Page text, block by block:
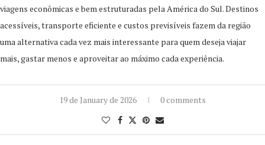
viagens econômicas e bem estruturadas pela América do Sul. Destinos
acessíveis, transporte eficiente e custos previsíveis fazem da região
uma alternativa cada vez mais interessante para quem deseja viajar
mais, gastar menos e aproveitar ao máximo cada experiência.
19 de January de 2026 0 comments